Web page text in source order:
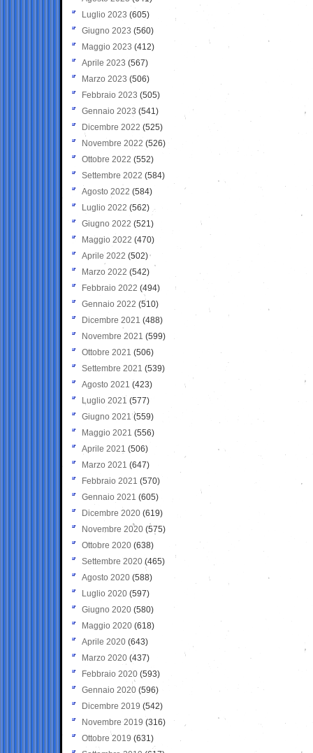
Luglio 2023 (605)
Giugno 2023 (560)
Maggio 2023 (412)
Aprile 2023 (567)
Marzo 2023 (506)
Febbraio 2023 (505)
Gennaio 2023 (541)
Dicembre 2022 (525)
Novembre 2022 (526)
Ottobre 2022 (552)
Settembre 2022 (584)
Agosto 2022 (584)
Luglio 2022 (562)
Giugno 2022 (521)
Maggio 2022 (470)
Aprile 2022 (502)
Marzo 2022 (542)
Febbraio 2022 (494)
Gennaio 2022 (510)
Dicembre 2021 (488)
Novembre 2021 (599)
Ottobre 2021 (506)
Settembre 2021 (539)
Agosto 2021 (423)
Luglio 2021 (577)
Giugno 2021(559)
Maggio 2021 (556)
Aprile 2021 (506)
Marzo 2021 (647)
Febbraio 2021 (570)
Gennaio 2021 (605)
Dicembre 2020 (619)
Novembre 2020 (575)
Ottobre 2020 (638)
Settembre 2020(465)
Agosto 2020 (588)
Luglio 2020 (597)
Giugno 2020 (580)
Maggio 2020 (618)
Aprile 2020 (643)
Marzo 2020 (437)
Febbraio 2020 (593)
Gennaio 2020 (596)
Dicembre 2019 (542)
Novembre 2019 (316)
Ottobre 2019 (631)